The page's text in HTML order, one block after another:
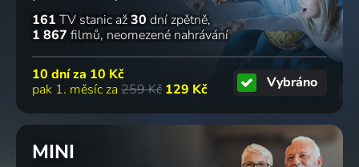
161 TV stanic až30 dní zpětně
1 867 filmů neomezené nahrávání
10 dní za 10 Kč
pak 1. měsíc za 259 Kč 129 Kč Vybráno
MINI